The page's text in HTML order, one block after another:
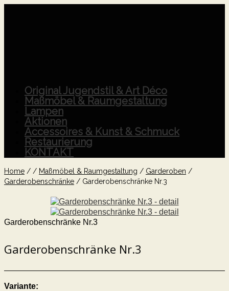
Original Jugendstil & Art Déco
Maßmöbel & Raumgestaltung
Lampen
Aktionen
Accessoires & Kunst & Schmuck
Restaurierung
KONTAKT
Home / / Maßmöbel & Raumgestaltung / Garderoben /
Garderobenschränke / Garderobenschränke Nr.3
Garderobenschränke Nr.3
Garderobenschränke Nr.3
Variante: